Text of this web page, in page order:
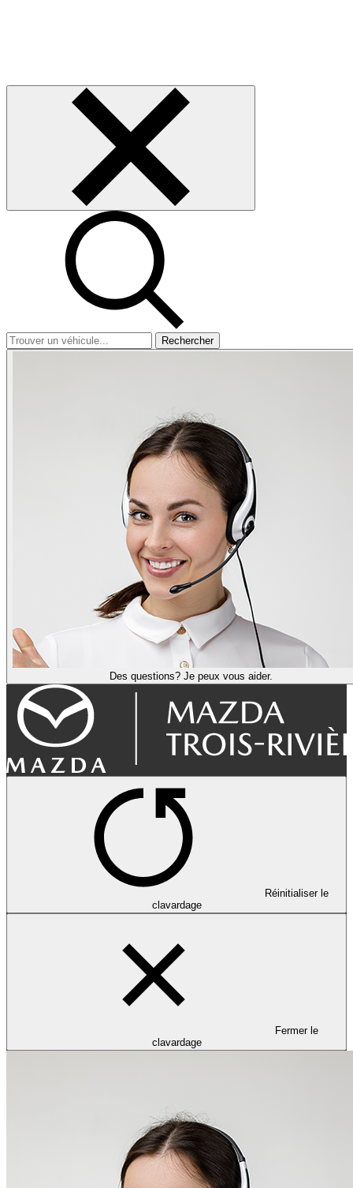
Rechercher
Des questions? Je peux vous aider.
Réinitialiser le
clavardage
Fermer le
clavardage